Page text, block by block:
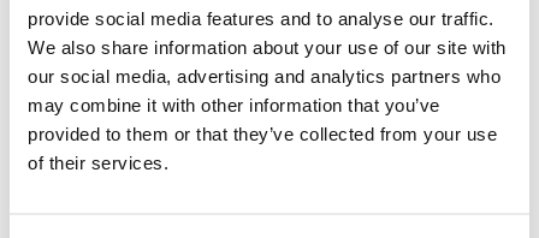
provide social media features and to analyse our traffic.
We also share information about your use of our site with
our social media, advertising and analytics partners who
may combine it with other information that you’ve
provided to them or that they’ve collected from your use
of their services.
El spam de mañana, hoy
La relación entre la banda ancha
COSTIN RAIU